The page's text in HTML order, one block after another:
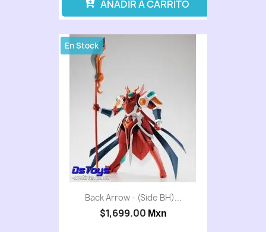
AÑADIR A CARRITO
Back Arrow - (Side BH)...
$1,699.00 Mxn
En Stock